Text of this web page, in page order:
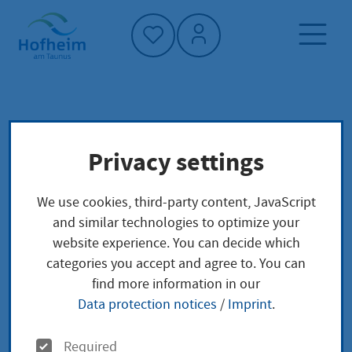
Home"
Kommanditgesellschaft (KG) anmelden
Kommanditgesellscha
ft (KG) anmelden
Privacy settings
We use cookies, third-party content, JavaScript
and similar technologies to optimize your
website experience. You can decide which
categories you accept and agree to. You can
find more information in our
Data protection notices / Imprint.
O
Required